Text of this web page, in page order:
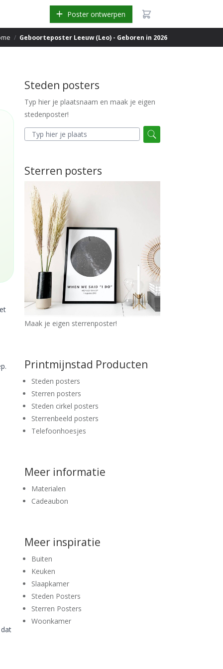
Poster ontwerpen
/ Geboorteposter Leeuw (Leo) - Geboren in 2026
Steden posters
Typ hier je plaatsnaam en maak je eigen
stedenposter!
Sterren posters
Maak je eigen sterrenposter!
Printmijnstad Producten
Steden posters
Sterren posters
Steden cirkel posters
Sterrenbeeld posters
Telefoonhoesjes
Meer informatie
Materialen
Cadeaubon
Meer inspiratie
Buiten
Keuken
Slaapkamer
Steden Posters
Sterren Posters
Woonkamer